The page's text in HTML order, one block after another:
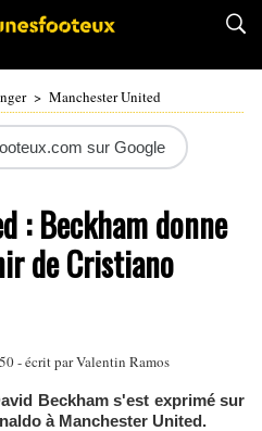
> Manchester United
sur Google
: Beckham donne
de Cristiano
- écrit parValentin Ramos
Beckham s'est exprimé sur
à Manchester United.